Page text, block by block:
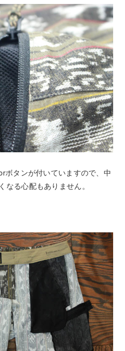
ボタンが付いていますので、中
なる心配もありません。